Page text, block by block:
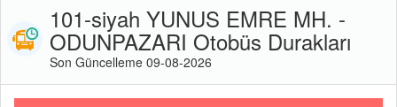
101-siyah YUNUS EMRE MH. -
ODUNPAZARI Otobüs Durakları
Son Güncelleme 09-08-2026